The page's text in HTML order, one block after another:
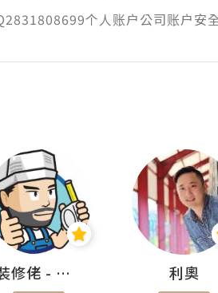
个人账户公司账户安
裝修佬 - 香港一站式網上裝修平台 利奧